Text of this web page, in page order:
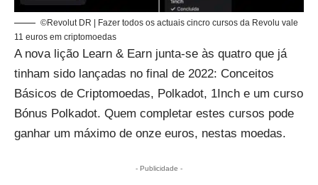
©Revolut DR | Fazer todos os actuais cincro cursos da Revolu vale
11 euros em criptomoedas
A nova lição Learn & Earn junta-se às quatro que já
tinham sido lançadas no final de 2022: Conceitos
Básicos de Criptomoedas, Polkadot, 1Inch e um curso
Bónus Polkadot. Quem completar estes cursos pode
ganhar um máximo de onze euros, nestas moedas.
- Publicidade -